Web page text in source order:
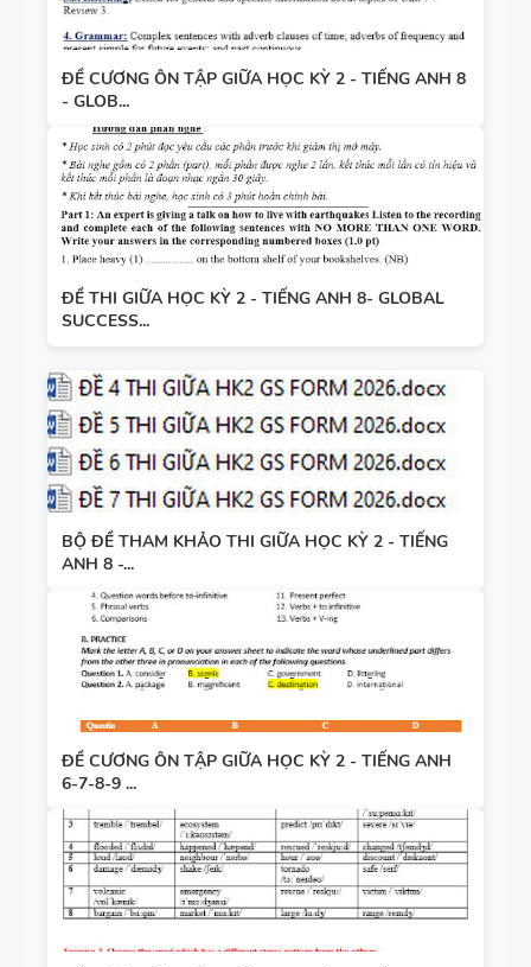
ĐỀ CƯƠNG ÔN TẬP GIỮA HỌC KỲ 2 - TIẾNG ANH 8
- GLOB...
ĐỀ THI GIỮA HỌC KỲ 2 - TIẾNG ANH 8- GLOBAL
SUCCESS...
BỘ ĐỀ THAM KHẢO THI GIỮA HỌC KỲ 2 - TIẾNG
ANH 8 -...
ĐỀ CƯƠNG ÔN TẬP GIỮA HỌC KỲ 2 - TIẾNG ANH
6-7-8-9 ...